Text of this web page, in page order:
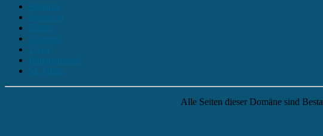
Banania
Kawaton
Elaran
Litorient
Twist
Bananenmark
St. Julian
Alle Seiten dieser Domäne sind